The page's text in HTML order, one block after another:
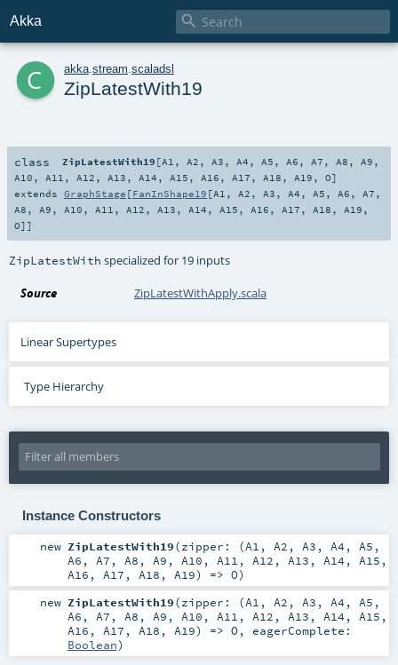
Akka 
c akka stream scaladsl
ZipLatestWith19
class ZipLatestWith19 [A1 , A2 , A3 , A4 , A5 , A6 , A7 , A8 , A9 ,
A10 , A11 , A12 , A13 , A14 , A15 , A16 , A17 , A18 , A19 , O]
extends GraphStage [FanInShape19 [A1 , A2 , A3 , A4 , A5 , A6 , A7 ,
A8 , A9 , A10 , A11 , A12 , A13 , A14 , A15 , A16 , A17 , A18 , A19 ,
O]]
ZipLatestWith specialized for 19 inputs
Source ZipLatestWithApply.scala
Linear Supertypes
Type Hierarchy
Instance Constructors
new ZipLatestWith19(zipper: (A1 , A2 , A3 , A4 , A5 ,
A6 , A7 , A8 , A9 , A10 , A11 , A12 , A13 , A14 , A15 ,
A16 , A17 , A18 , A19) => O)
new ZipLatestWith19(zipper: (A1 , A2 , A3 , A4 , A5 ,
A6 , A7 , A8 , A9 , A10 , A11 , A12 , A13 , A14 , A15 ,
A16 , A17 , A18 , A19) => O, eagerComplete:
Boolean)